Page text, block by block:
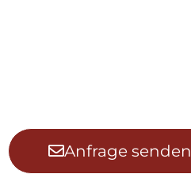
Anfrage senden